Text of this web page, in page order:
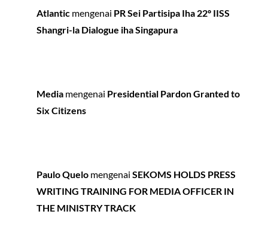
Atlantic mengenai PR Sei Partisipa Iha 22º IISS
Shangri-la Dialogue iha Singapura
Media mengenai Presidential Pardon Granted to
Six Citizens
Paulo Quelo mengenaiSEKOMS HOLDS PRESS
WRITING TRAINING FOR MEDIA OFFICER IN
THE MINISTRY TRACK